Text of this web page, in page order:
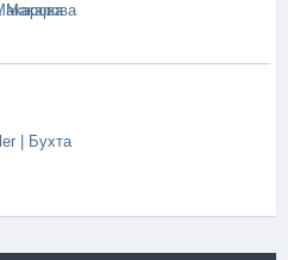
Макарова
| Бухта